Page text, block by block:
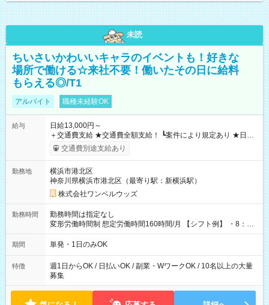
未読
ちいさいかわいいキャラのイベントも！好きな
場所で働ける☆来社不要！働いたその日に給料
もらえる◎/T1
アルバイト 職種未経験OK
給与
日給13,000円～
＋交通費支給 ★交通費全額支給！ ┗案件により規定あり ★日払
いOK！（規定あり） ┗働いたその日に現金GET♪ お仕事後はコ
ンビニATMから 日払い分を引き落とせます！ 【試用期間】試
交通費別途支給あり
勤務地
横浜市港北区
神奈川県横浜市港北区（最寄り駅：新横浜駅）
株式会社ワンベルウッズ
勤務時間
勤務時間は指定なし
変形労働時間制 想定労働時間160時間/月 【シフト例】 ・8：00
～21：00
期間 単発・1日のみOK
特徴
週1日からOK / 日払いOK / 副業・WワークOK / 10名以上の大量
募集